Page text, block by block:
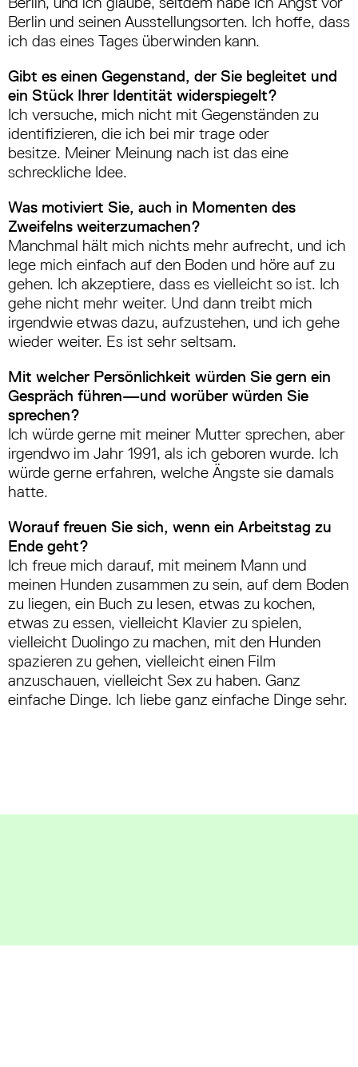
Berlin und seinen Ausstellungsorten. Ich hoffe, dass
ich das eines Tages überwinden kann.
Gibt es einen Gegenstand, der Sie begleitet und
ein Stück Ihrer Identität widerspiegelt?
Ich versuche, mich nicht mit Gegenständen zu
identifizieren, die ich bei mir trage oder
besitze. Meiner Meinung nach ist das eine
schreckliche Idee.
Was motiviert Sie, auch in Momenten des
Zweifelns weiterzumachen?
Manchmal hält mich nichts mehr aufrecht, und ich
lege mich einfach auf den Boden und höre auf zu
gehen. Ich akzeptiere, dass es vielleicht so ist. Ich
gehe nicht mehr weiter. Und dann treibt mich
irgendwie etwas dazu, aufzustehen, und ich gehe
wieder weiter. Es ist sehr seltsam.
Mit welcher Persönlichkeit würden Sie gern ein
Gespräch führen—und worüber würden Sie
sprechen?
Ich würde gerne mit meiner Mutter sprechen, aber
irgendwo im Jahr 1991, als ich geboren wurde. Ich
würde gerne erfahren, welche Ängste sie damals
hatte.
Worauf freuen Sie sich, wenn ein Arbeitstag zu
Ende geht?
Ich freue mich darauf, mit meinem Mann und
meinen Hunden zusammen zu sein, auf dem Boden
zu liegen, ein Buch zu lesen, etwas zu kochen,
etwas zu essen, vielleicht Klavier zu spielen,
vielleicht Duolingo zu machen, mit den Hunden
spazieren zu gehen, vielleicht einen Film
anzuschauen, vielleicht Sex zu haben. Ganz
einfache Dinge. Ich liebe ganz einfache Dinge sehr.